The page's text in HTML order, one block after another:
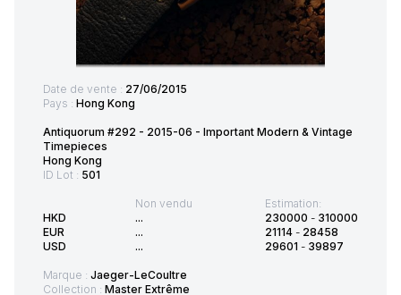
Date de vente : 27/06/2015
Pays : Hong Kong
Antiquorum #292 - 2015-06 - Important Modern & Vintage
Timepieces
Hong Kong
ID Lot : 501
HKD
EUR
USD
Non vendu
...
...
...
Estimation:
230000 - 310000
21114 - 28458
29601 - 39897
Marque : Jaeger-LeCoultre
Collection : Master Extrême